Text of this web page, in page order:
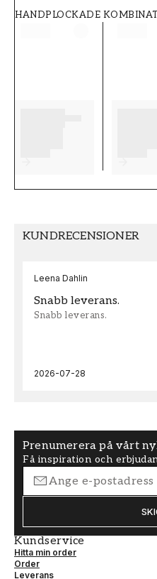
HANDPLOCKADE
KUNDRECENSIONER
Leena Dahlin
Snabb leverans.
Snabb leverans.
2026-07-28
Prenumerera på vårt
Få inspiration och
Kundservice
Hitta min order
Order
Leverans